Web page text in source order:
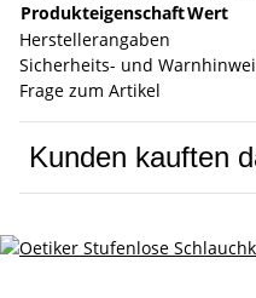
ProdukteigenschaftWert
Herstellerangaben
Sicherheits- und
Frage zum Artikel
Kunden kauften